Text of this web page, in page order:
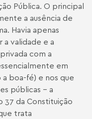
Pública. O principal
a ausência de
Havia apenas
a validade e a
com a
em
boa-fé) e nos que
públicas – a
da Constituição
trata